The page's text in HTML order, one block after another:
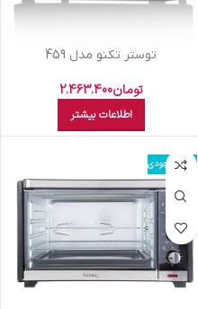
توستر تکنو مدل 459
تومان2.463.400
اطلاعات بیشتر
اتمام موجودی